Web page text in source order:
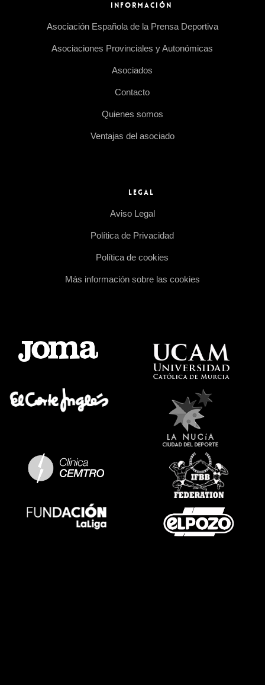
INFORMACIÓN
Asociación Española de la Prensa Deportiva
Asociaciones Provinciales y Autonómicas
Asociados
Contacto
Quienes somos
Ventajas del asociado
LEGAL
Aviso Legal
Política de Privacidad
Política de cookies
Más información sobre las cookies